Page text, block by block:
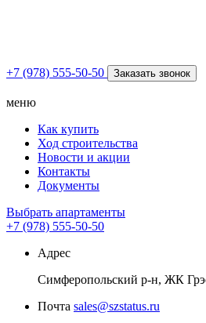
+7 (978) 555-50-50 Заказать звонок
меню
Как купить
Ход строительства
Новости и акции
Контакты
Документы
Выбрать апартаменты
+7 (978) 555-50-50
Адрес
Симферопольский р-н, ЖК
Почта sales@szstatus.ru